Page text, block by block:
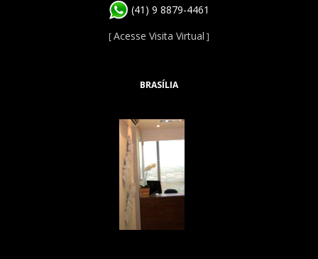
(41) 9 8879-4461
[Acesse Visita Virtual ]
BRASÍLIA